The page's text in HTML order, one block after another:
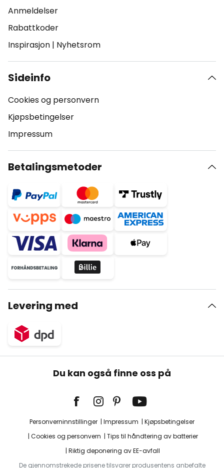
Anmeldelser
Rabattkoder
Inspirasjon | Nyhetsrom
Sideinfo
Cookies og personvern
Kjøpsbetingelser
Impressum
Betalingsmetoder
Levering med
Du kan også finne oss på
Personverninnstillinger Impressum
Kjøpsbetingelser
Cookies og personvern
Tips til håndtering av batterier
Riktig deponering av EE-avfall
De gjennomstrekede prisene tilsvarer produsentens anbefalte